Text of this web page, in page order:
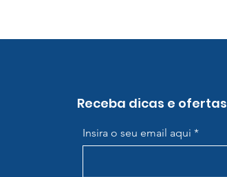
Receba dicas e ofertas
Insira o seu email aqui